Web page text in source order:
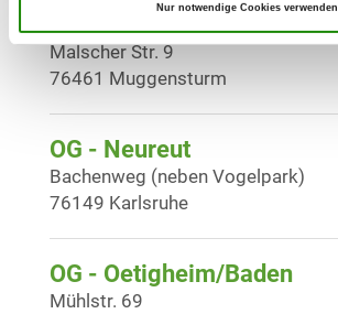
Nur notwendige Cookies verwenden
OG - Muggensturm e.V.
Malscher Str. 9
76461 Muggensturm
OG - Neureut
Bachenweg (neben Vogelpark)
76149 Karlsruhe
OG - Oetigheim/Baden
Mühlstr. 69